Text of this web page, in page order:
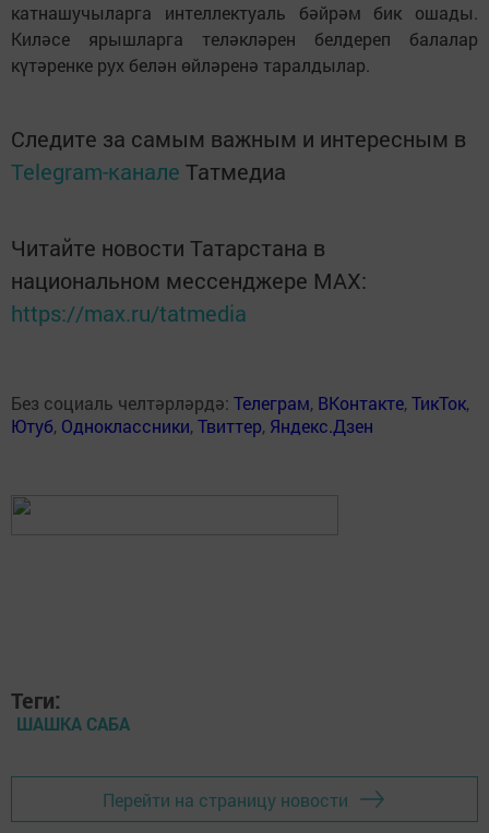
катнашучыларга интеллектуаль бәйрәм бик ошады.
Киләсе ярышларга теләкләрен белдереп балалар
күтәренке рух белән өйләренә таралдылар.
Следите за самым важным и интересным в
Telegram-канале Татмедиа
Читайте новости Татарстана в
национальном мессенджере MАХ:
https://max.ru/tatmedia
Без социаль челтәрләрдә: Телеграм, ВКонтакте,ТикТок,
Ютуб, Одноклассники,Твиттер, Яндекс.Дзен
Теги:
ШАШКА САБА
Перейти на страницу новости